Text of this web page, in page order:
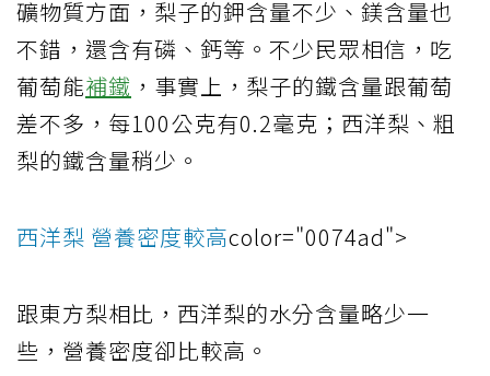
礦物質方面，梨子的鉀含量不少、鎂含量也
不錯，還含有磷、鈣等。不少民眾相信，吃
葡萄能補鐵 ，事實上，梨子的鐵含量跟葡萄
差不多，每100公克有0.2毫克；西洋梨、粗
梨的鐵含量稍少。
西洋梨 營養密度較高color="0074ad">
跟東方梨相比，西洋梨的水分含量略少一
些，營養密度卻比較高。